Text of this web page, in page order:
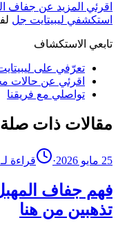
اقرئي المزيد عن جفاف
استكشفي ليبيتايت جل
تابعي الاستكشاف
تعرّفي على
اقرئي عن حالات
تواصلي مع فريقنا
مقالات ذات صلة
25 مايو 2026 · قراءة لـ 3 دقائق
فهم جفاف
تذهبين من هنا